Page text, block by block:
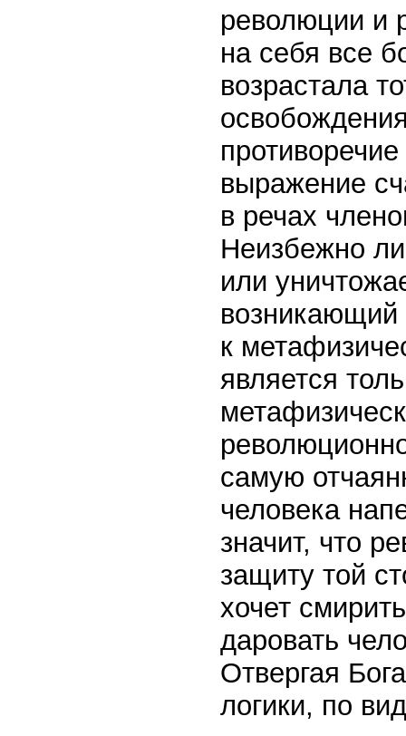
революции и
на себя все
возрастала
выражение
в речах
Неизбежно ли
или
возникающий
к
является
самую
человека
значит, что
защиту той
хочет
даровать
Отвергая
логики, по